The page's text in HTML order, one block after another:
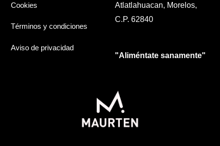
Cookies
Términos y condiciones
Aviso de privacidad
Atlatlahuacan, Morelos,
C.P. 62840
"Aliméntate sanamente"